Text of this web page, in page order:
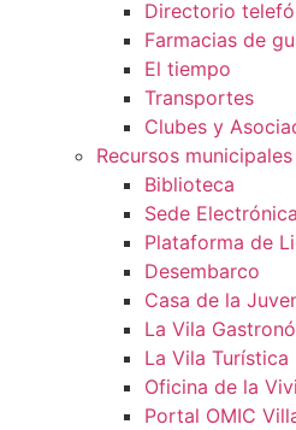
Directorio
Farmacias de
El tiempo
Transportes
Clubes y
Recursos municipales
Biblioteca
Sede Electrónica
Plataforma de
Desembarco
Casa de la
La Vila
La Vila Turística
Oficina de la
Portal OMIC